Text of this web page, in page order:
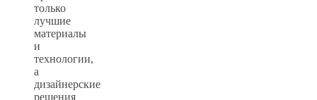
только
лучшие
материалы
и
технологии,
а
дизайнерские
решения